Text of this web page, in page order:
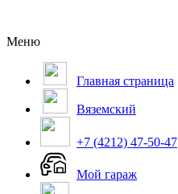
Меню
Главная страница
Вяземский
+7 (4212) 47-50-47
Мой гараж